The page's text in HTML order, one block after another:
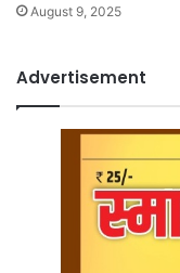
August 9, 2025
Advertisement